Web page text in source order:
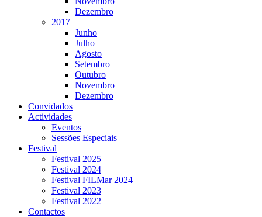
Dezembro
2017
Junho
Julho
Agosto
Setembro
Outubro
Novembro
Dezembro
Convidados
Actividades
Eventos
Sessões Especiais
Festival
Festival 2025
Festival 2024
Festival FILMar 2024
Festival 2023
Festival 2022
Contactos